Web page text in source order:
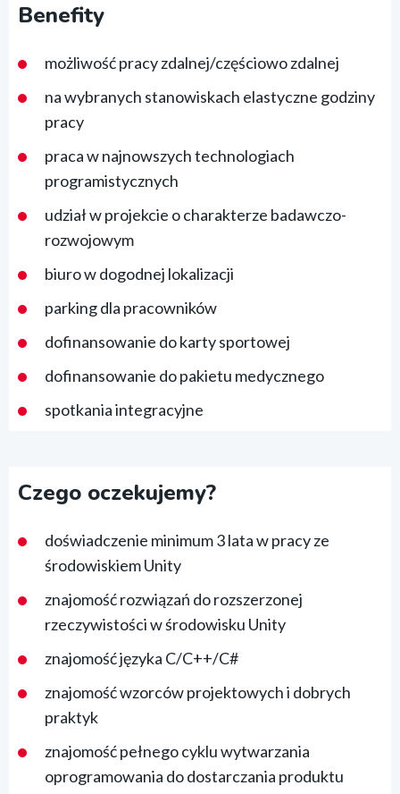
Benefity
możliwość pracy zdalnej/częściowo zdalnej
na wybranych stanowiskach elastyczne godziny
pracy
praca w najnowszych technologiach
programistycznych
udział w projekcie o charakterze badawczo-
rozwojowym
biuro w dogodnej lokalizacji
parking dla pracowników
dofinansowanie do karty sportowej
dofinansowanie do pakietu medycznego
spotkania integracyjne
Czego oczekujemy?
doświadczenie minimum 3 lata w pracy ze
środowiskiem Unity
znajomość rozwiązań do rozszerzonej
rzeczywistości w środowisku Unity
znajomość języka C/C++/C#
znajomość wzorców projektowych i dobrych
praktyk
znajomość pełnego cyklu wytwarzania
oprogramowania do dostarczania produktu